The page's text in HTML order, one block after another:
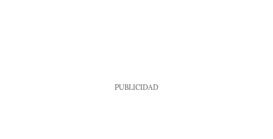
PUBLICIDAD